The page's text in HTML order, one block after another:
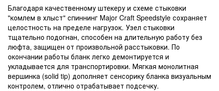
Благодаря качественному штекеру и схеме стыковки
"комлем в хлыст" спиннинг Major Craft Speedstyle сохраняет
целостность на пределе нагрузок. Узел стыковки
тщательно подогнан, способен на длительную работу без
люфта, защищен от произвольной расстыковки. По
окончании работы бланк легко демонтируется и
укладывается для транспортировки. Мягкая монолитная
вершинка (solid tip) дополняет сенсорику бланка визуальным
контролем, отлично отрабатывает подсечку.